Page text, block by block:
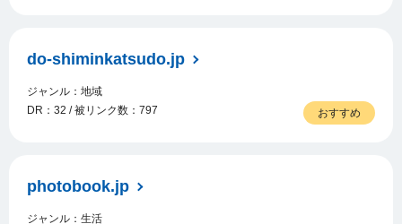
do-shiminkatsudo.jp
ジャンル：地域
DR：32 / 被リンク数：797
おすすめ
photobook.jp
ジャンル：生活